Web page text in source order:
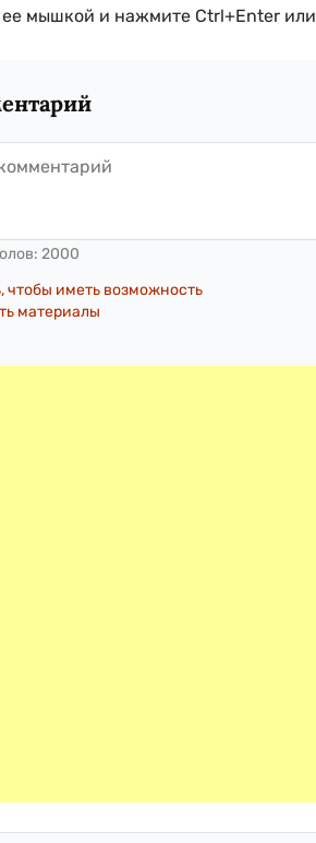
мышкой и нажмите Ctrl+Enter или
2000
чтобы иметь возможность
материалы